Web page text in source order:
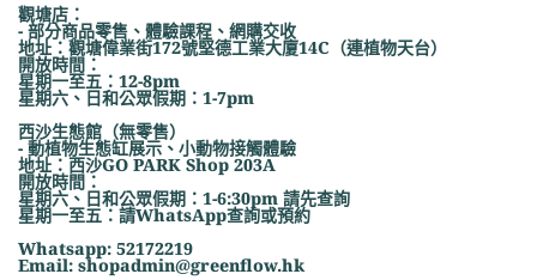
觀塘店：
- 部分商品零售、體驗課程、網購交收
地址：觀塘偉業街172號堅德工業大廈14C（連植物天台）
開放時間：
星期一至五：12-8pm
星期六、日和公眾假期：1-7pm
西沙生態館（無零售）
- 動植物生態缸展示、小動物接觸體驗
地址：西沙GO PARK Shop 203A
開放時間：
星期六、日和公眾假期：1-6:30pm 請先查詢
星期一至五：請WhatsApp查詢或預約
Whatsapp: 52172219
Email: shopadmin@greenflow.hk